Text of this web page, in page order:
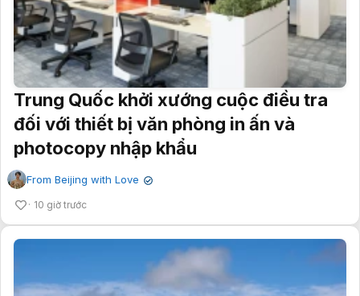
Trung Quốc khởi xướng cuộc điều tra
đối với thiết bị văn phòng in ấn và
photocopy nhập khẩu
From Beijing with Love ✔
10 giờ trước